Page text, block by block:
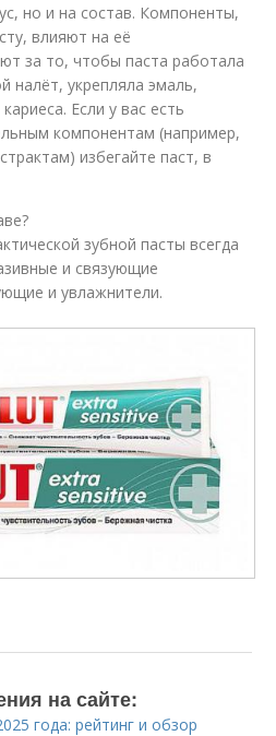
но и на состав. Компоненты,
влияют на её
за то, чтобы паста работала
налёт, укрепляла эмаль,
Если у вас есть
компонентам (например,
избегайте паст, в
зубной пасты всегда
и связующие
и увлажнители.
на сайте:
года: рейтинг и обзор